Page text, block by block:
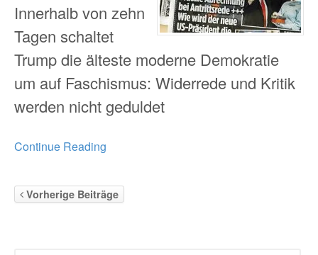
Innerhalb von zehn
Tagen schaltet
Trump die älteste moderne Demokratie
um auf Faschismus: Widerrede und Kritik
werden nicht geduldet
Continue Reading
Vorherige Beiträge